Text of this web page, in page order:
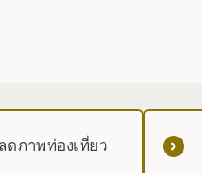
ดภาพท่องเที่ยว